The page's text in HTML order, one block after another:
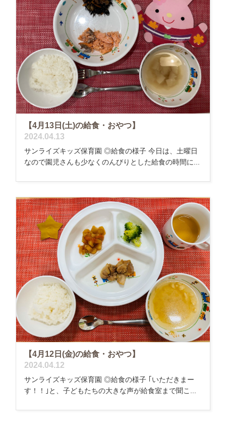
【4月13日(土)の給食・おやつ】
2024.04.13
サンライズキッズ保育園 ◎給食の様子 今日は、土曜日
なので園児さんも少なくのんびりとした給食の時間に...
【4月12日(金)の給食・おやつ】
2024.04.12
サンライズキッズ保育園 ◎給食の様子 ｢いただきまー
す！！｣と、子どもたちの大きな声が給食室まで聞こ...